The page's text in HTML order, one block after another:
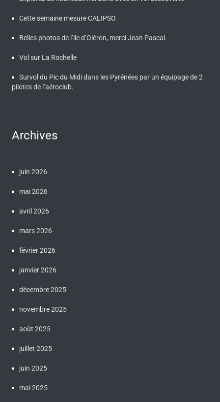
Cette semaine mesure CALIPSO
Belles photos de l’ile d’Oléron, merci Jean Pascal.
Vol sur La Rochelle
Survol du Pic du Midi dans les Pyrénées par un équipage de 2
pilotes de l’aéroclub.
Archives
juin 2026
mai 2026
avril 2026
mars 2026
février 2026
janvier 2026
décembre 2025
novembre 2025
août 2025
juillet 2025
juin 2025
mai 2025